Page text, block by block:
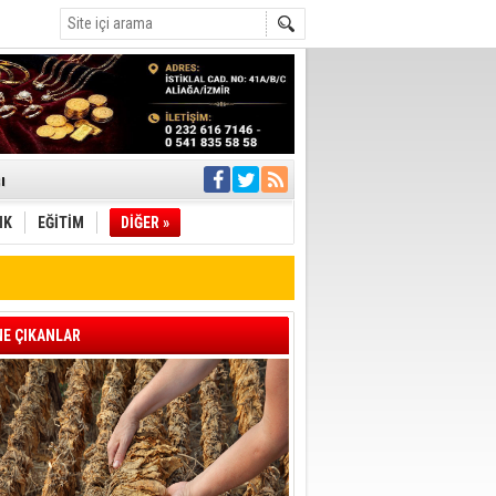
İletti
müdahale
Geçti
EĞİTİM DİĞER »
ÇIKANLAR